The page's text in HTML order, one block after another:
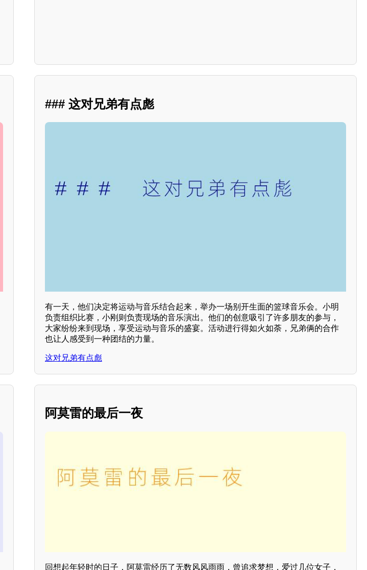
### 这对兄弟有点彪
有一天，他们决定将运动与音乐结合起来，举办一场别开生面的篮球音乐会。小明
负责组织比赛，小刚则负责现场的音乐演出。他们的创意吸引了许多朋友的参与，
大家纷纷来到现场，享受运动与音乐的盛宴。活动进行得如火如荼，兄弟俩的合作
也让人感受到一种团结的力量。
这对兄弟有点彪
阿莫雷的最后一夜
回想起年轻时的日子，阿莫雷经历了无数风风雨雨，曾追求梦想，爱过几位女子，